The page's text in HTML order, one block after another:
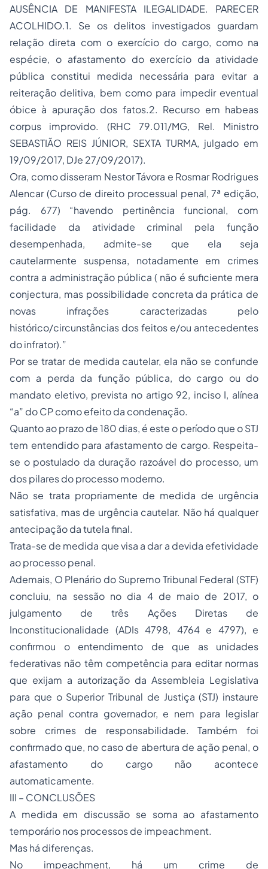
AUSÊNCIA DE MANIFESTA ILEGALIDADE. PARECER
ACOLHIDO.1. Se os delitos investigados guardam
relação direta com o exercício do cargo, como na
espécie, o afastamento do exercício da atividade
pública constitui medida necessária para evitar a
reiteração delitiva, bem como para impedir eventual
óbice à apuração dos fatos.2. Recurso em habeas
corpus improvido. (RHC 79.011/MG, Rel. Ministro
SEBASTIÃO REIS JÚNIOR, SEXTA TURMA, julgado em
19/09/2017, DJe 27/09/2017).
Ora, como disseram Nestor Távora e Rosmar Rodrigues
Alencar (Curso de direito processual penal, 7ª edição,
pág. 677) “havendo pertinência funcional, com
facilidade da atividade criminal pela função
desempenhada, admite-se que ela seja
cautelarmente suspensa, notadamente em crimes
contra a administração pública ( não é suficiente mera
conjectura, mas possibilidade concreta da prática de
novas infrações caracterizadas pelo
histórico/circunstâncias dos feitos e/ou antecedentes
do infrator).”
Por se tratar de medida cautelar, ela não se confunde
com a perda da função pública, do cargo ou do
mandato eletivo, prevista no artigo 92, inciso I, alínea
“a” do CP como efeito da condenação.
Quanto ao prazo de 180 dias, é este o período que o STJ
tem entendido para afastamento de cargo. Respeita-
se o postulado da duração razoável do processo, um
dos pilares do processo moderno.
Não se trata propriamente de medida de urgência
satisfativa, mas de urgência cautelar. Não há qualquer
antecipação da tutela final.
Trata-se de medida que visa a dar a devida efetividade
ao processo penal.
Ademais, O Plenário do Supremo Tribunal Federal (STF)
concluiu, na sessão no dia 4 de maio de 2017, o
julgamento de três Ações Diretas de
Inconstitucionalidade (ADIs 4798, 4764 e 4797), e
confirmou o entendimento de que as unidades
federativas não têm competência para editar normas
que exijam a autorização da Assembleia Legislativa
para que o Superior Tribunal de Justiça (STJ) instaure
ação penal contra governador, e nem para legislar
sobre crimes de responsabilidade. Também foi
confirmado que, no caso de abertura de ação penal, o
afastamento do cargo não acontece
automaticamente.
III – CONCLUSÕES
A medida em discussão se soma ao afastamento
temporário nos processos de impeachment.
Mas há diferenças.
No impeachment, há um crime de